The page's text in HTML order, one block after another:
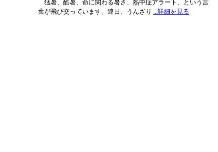
猛暑、酷暑、命に関わる暑さ、熱中症アラート、という言
葉が飛び交っています。連日、うんざり ...詳細を見る